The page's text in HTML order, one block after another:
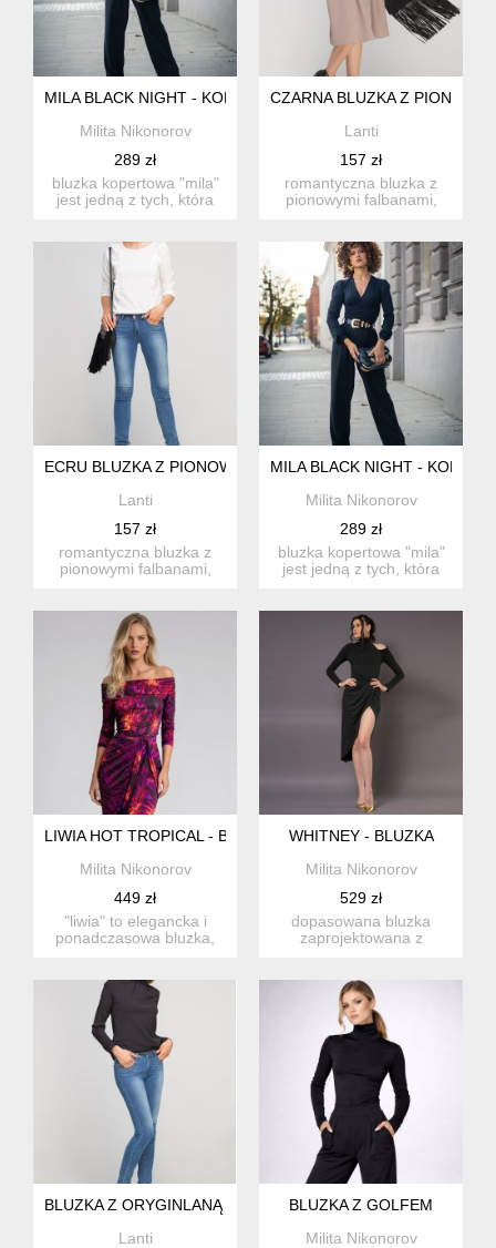
MILA BLACK NIGHT - KOPERTOWA BLUZKA
Milita Nikonorov
289 zł
bluzka kopertowa "mila"
jest jedną z tych, która
CZARNA BLUZKA Z
Lanti
157 zł
romantyczna bluzka z
pionowymi falbanami,
ECRU BLUZKA Z PIONOWYMI FALBANAMI, BLU136
Lanti
157 zł
romantyczna bluzka z
pionowymi falbanami,
MILA BLACK NIGHT -
Milita Nikonorov
289 zł
bluzka kopertowa "mila"
jest jedną z tych, która
LIWIA HOT TROPICAL - BLUZKA Z ODSŁONIĘTYMI
Milita Nikonorov
449 zł
"liwia" to elegancka i
ponadczasowa bluzka,
WHITNEY - BLUZKA
Milita Nikonorov
529 zł
dopasowana bluzka
zaprojektowana z
BLUZKA Z ORYGINLANĄ STÓJKĄ, BLU138 CZARNY
Lanti
BLUZKA Z GOLFEM
Milita Nikonorov